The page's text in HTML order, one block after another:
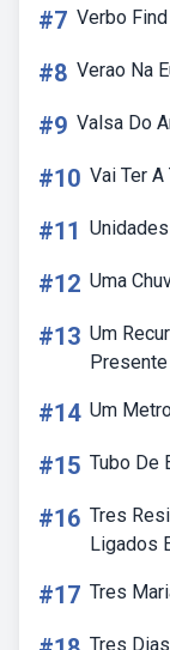
#7 Verbo
#8 Verao Na
#9 Valsa Do
#10 Vai Ter
#11
#12 Uma
#13 Um
#14 Um
#15 Tubo De
#16 Tres
Ligados
#17 Tres
Tres